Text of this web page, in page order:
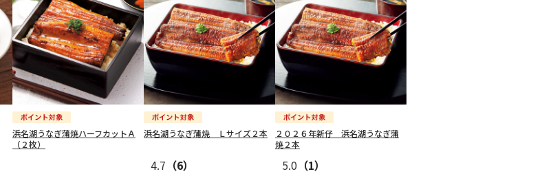
浜名湖うなぎ蒲焼ハーフカットＡ
（２枚）
浜名湖うなぎ蒲焼 Ｌサイズ２本
4.7 （6）
２０２６年新仔 浜名湖うなぎ蒲
焼２本
5.0 （1）